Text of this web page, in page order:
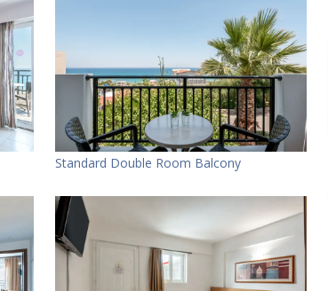
Standard Double Room Balcony